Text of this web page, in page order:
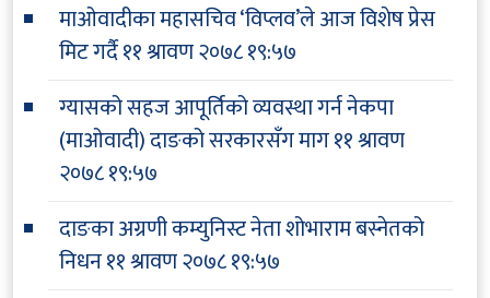
माओवादीका महासचिव ‘विप्लव’ले आज विशेष प्रेस
मिट गर्दै११ श्रावण २०७८ १९:५७
ग्यासको सहज आपूर्तिको व्यवस्था गर्न नेकपा
(माओवादी) दाङको सरकारसँग माग११ श्रावण
२०७८ १९:५७
दाङका अग्रणी कम्युनिस्ट नेता शोभाराम बस्नेतको
निधन११ श्रावण २०७८ १९:५७